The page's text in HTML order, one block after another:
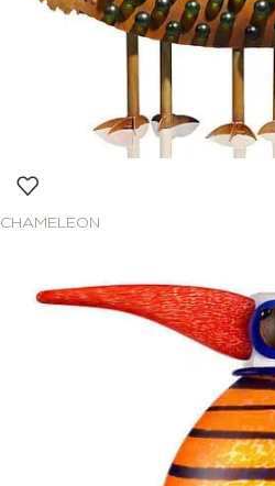
CHAMELEON